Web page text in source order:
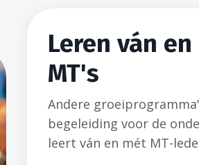
Leren ván
MT's
Andere
begeleiding voor de
leert ván en mét MT-